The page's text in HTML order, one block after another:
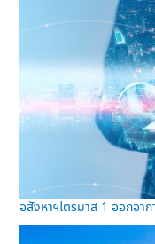
อสังหาฯไตรมาส 1 ออกอา